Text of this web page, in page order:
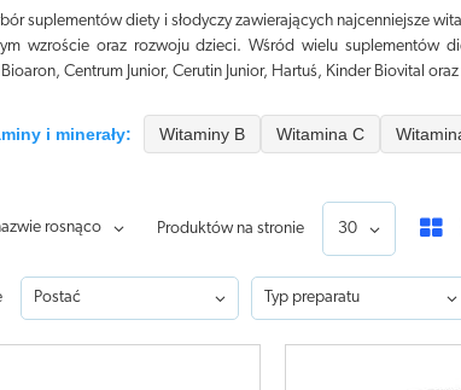
suplementów diety i słodyczy zawierających najcenniejsze
wzroście oraz rozwoju dzieci. Wśród wielu suplementów
Centrum Junior, Cerutin Junior, Hartuś, Kinder Biovital
i minerały: Witaminy B Witamina C
rosnąco Produktów na stronie 30
Postać Typ preparatu